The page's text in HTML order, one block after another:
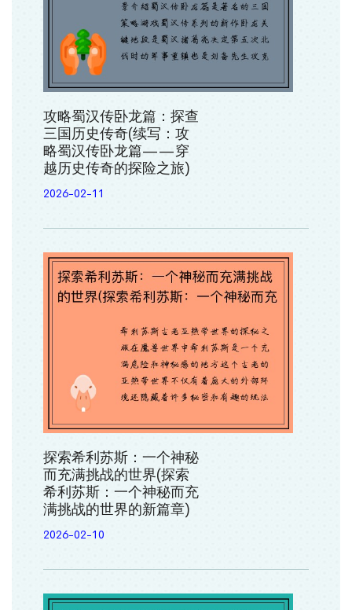
攻略蜀汉传卧龙篇：探查
三国历史传奇(续写：攻
略蜀汉传卧龙篇——穿
越历史传奇的探险之旅)
2026-02-11
探索希利苏斯：一个神秘
而充满挑战的世界(探索
希利苏斯：一个神秘而充
满挑战的世界的新篇章)
2026-02-10